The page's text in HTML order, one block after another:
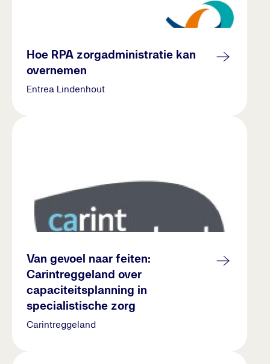
Hoe RPA zorgadministratie kan
overnemen
Entrea Lindenhout
Van gevoel naar feiten:
Carintreggeland over
capaciteitsplanning in
specialistische zorg
Carintreggeland